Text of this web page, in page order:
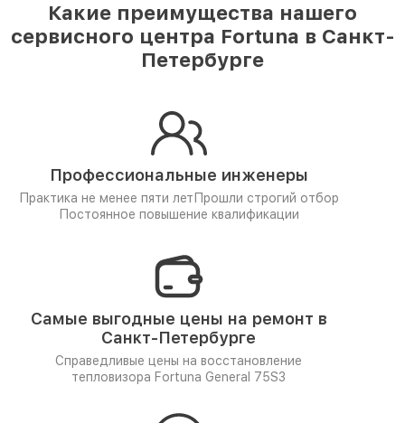
Какие преимущества нашего
сервисного центра Fortuna в Санкт-
Петербурге
Профессиональные инженеры
Практика не менее пяти лет Прошли строгий отбор
Постоянное повышение квалификации
Самые выгодные цены на ремонт в
Санкт-Петербурге
Справедливые цены на восстановление
тепловизора Fortuna General 75S3